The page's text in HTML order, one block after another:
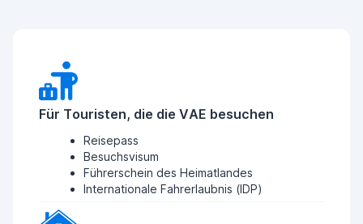
Für Touristen, die die VAE besuchen
Reisepass
Besuchsvisum
Führerschein des Heimatlandes
Internationale Fahrerlaubnis (IDP)